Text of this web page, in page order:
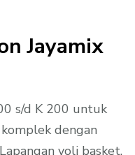
Jayamix
s/d K 200 untuk
dengan
voli basket.